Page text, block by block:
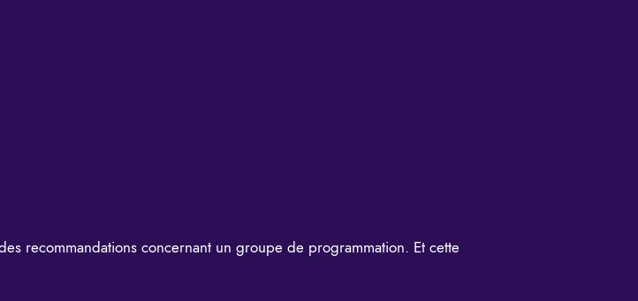
recommandations concernant un groupe de programmation. Et cette